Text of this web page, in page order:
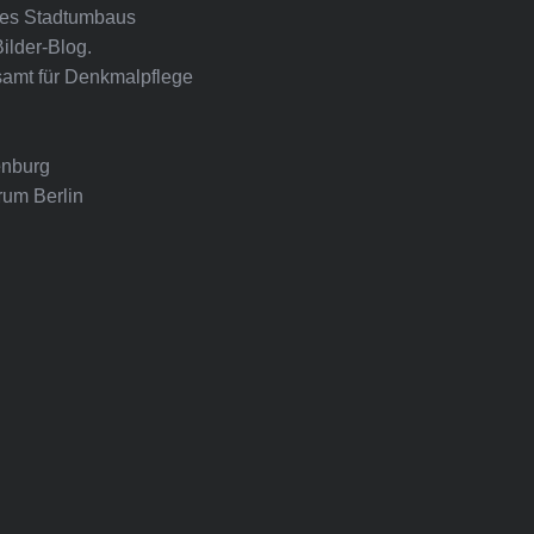
Stadtumbaus
Blog.
für Denkmalpflege
Berlin